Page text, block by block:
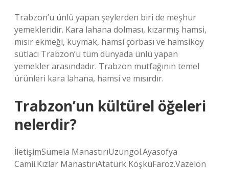
Trabzon’u ünlü yapan şeylerden biri de meşhur
yemekleridir. Kara lahana dolması, kızarmış hamsi,
mısır ekmeği, kuymak, hamsi çorbası ve hamsiköy
sütlacı Trabzon’u tüm dünyada ünlü yapan
yemekler arasındadır. Trabzon mutfağının temel
ürünleri kara lahana, hamsi ve mısırdır.
Trabzon’un kültürel öğeleri
nelerdir?
İletişimSümela ManastırıUzungöl.Ayasofya
Camii.Kızlar ManastırıAtatürk KöşküFaroz.Vazelon